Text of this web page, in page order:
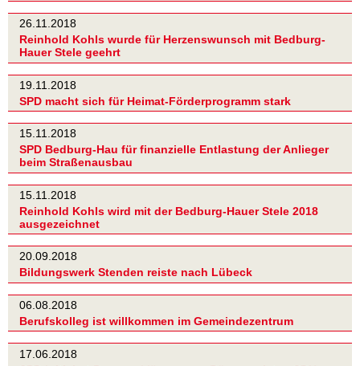
26.11.2018
Reinhold Kohls wurde für Herzenswunsch mit Bedburg-
Hauer Stele geehrt
19.11.2018
SPD macht sich für Heimat-Förderprogramm stark
15.11.2018
SPD Bedburg-Hau für finanzielle Entlastung der Anlieger
beim Straßenausbau
15.11.2018
Reinhold Kohls wird mit der Bedburg-Hauer Stele 2018
ausgezeichnet
20.09.2018
Bildungswerk Stenden reiste nach Lübeck
06.08.2018
Berufskolleg ist willkommen im Gemeindezentrum
17.06.2018